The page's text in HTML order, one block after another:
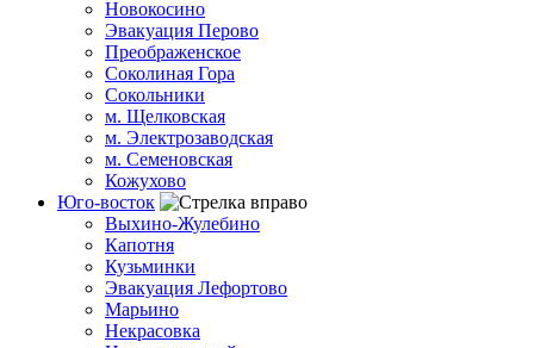
Новокосино
Эвакуация Перово
Преображенское
Соколиная Гора
Сокольники
м. Щелковская
м. Электрозаводская
м. Семеновская
Кожухово
Юго-восток
Выхино-Жулебино
Капотня
Кузьминки
Эвакуация Лефортово
Марьино
Некрасовка